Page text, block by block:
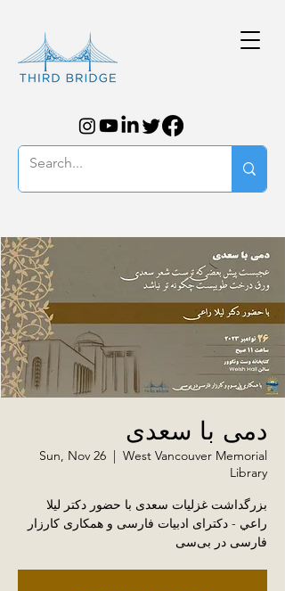
دمی با سعدی
Sun, Nov 26
  |
West Vancouver Memorial
Library
بزرگداشت غزلیات سعدی با حضور دکتر لیلا
راعي - دکترای ادبیات فارسی و همکاری کارزار
فارسی در بی‌سی